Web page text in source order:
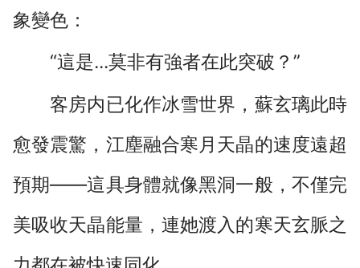
象變色：
“這是...莫非有強者在此突破？”
客房内已化作冰雪世界，蘇玄璃此時
愈發震驚，江塵融合寒月天晶的速度遠超
預期——這具身體就像黑洞一般，不僅完
美吸收天晶能量，連她渡入的寒天玄脈之